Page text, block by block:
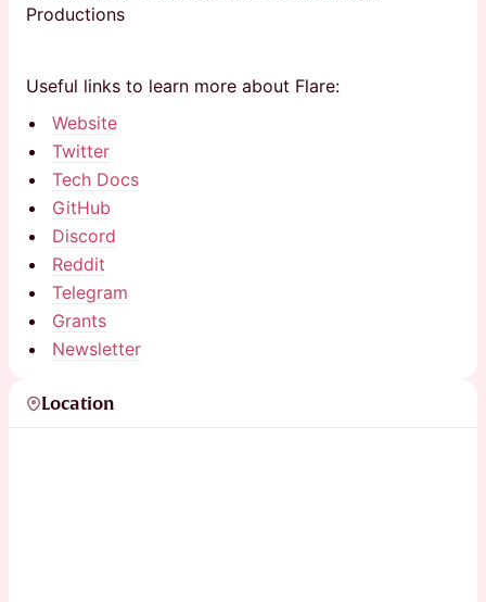
Productions
Useful links to learn more about Flare:
Website
Twitter
Tech Docs
GitHub
Discord
Reddit
Telegram
Grants
Newsletter
Location